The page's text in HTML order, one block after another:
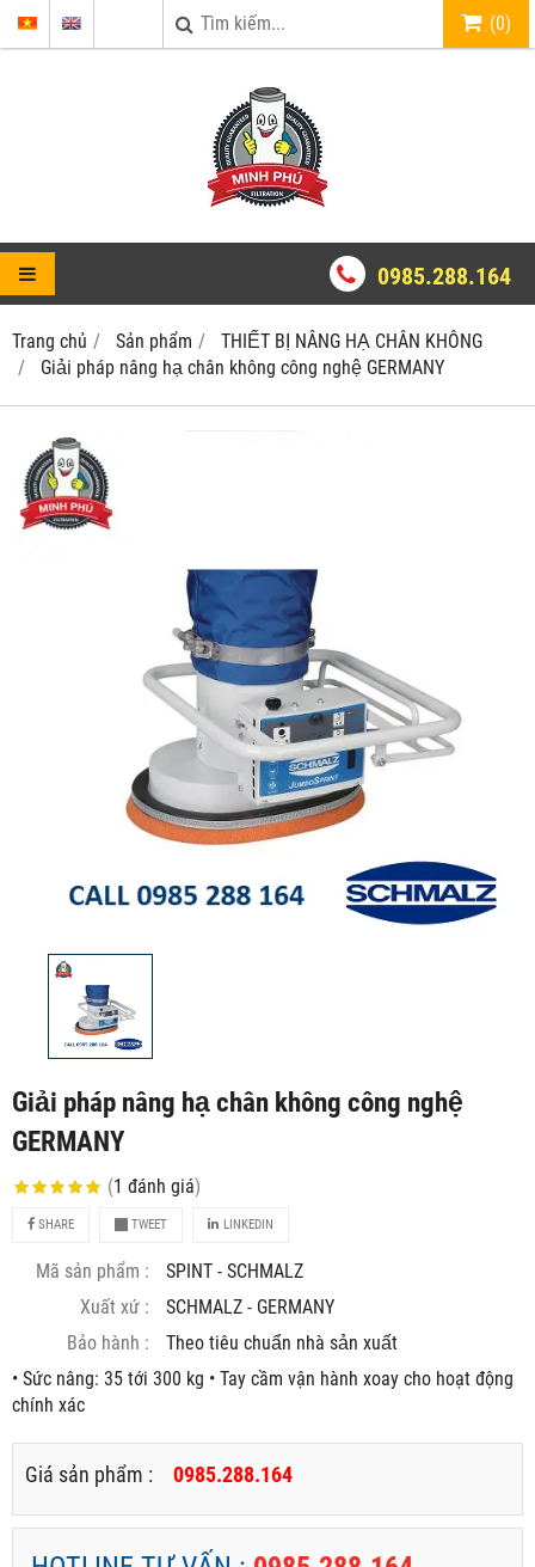
(0)
0985.288.164
Trang chủ Sản phẩm
THIẾT BỊ NÂNG HẠ CHÂN KHÔNG
Giải pháp nâng hạ chân không công nghệ GERMANY
Giải pháp nâng hạ chân không công nghệ
GERMANY
(1 đánh giá)
SHARE TWEET LINKEDIN
Mã sản phẩm :
SPINT - SCHMALZ
Xuất xứ :
SCHMALZ - GERMANY
Bảo hành :
Theo tiêu chuẩn nhà sản xuất
• Sức nâng: 35 tới 300 kg • Tay cầm vận hành xoay cho hoạt động
chính xác
Giá sản phẩm : 0985.288.164